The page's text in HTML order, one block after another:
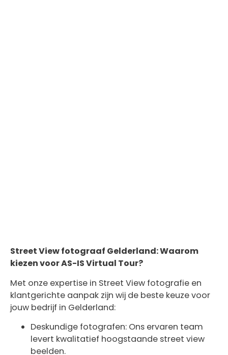
Street View fotograaf Gelderland: Waarom
kiezen voor AS-IS Virtual Tour?
Met onze expertise in Street View fotografie en
klantgerichte aanpak zijn wij de beste keuze voor
jouw bedrijf in Gelderland:
Deskundige fotografen: Ons ervaren team
levert kwalitatief hoogstaande street view
beelden.